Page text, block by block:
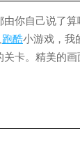
你自己说了
跑酷小游戏，我
关卡。精美的